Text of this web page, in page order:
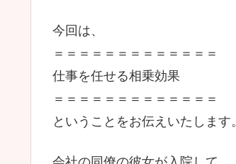
今回は、
＝＝＝＝＝＝＝＝＝＝＝＝＝
仕事を任せる相乗効果
＝＝＝＝＝＝＝＝＝＝＝＝＝
ということをお伝えいたします。